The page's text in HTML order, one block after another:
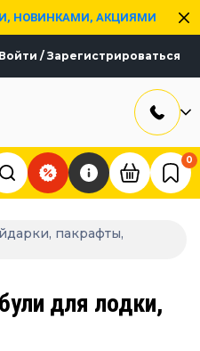
НОВИНКАМИ, АКЦИЯМИ
Войти / Зарегистрироваться
0
пакрафты,
для лодки,